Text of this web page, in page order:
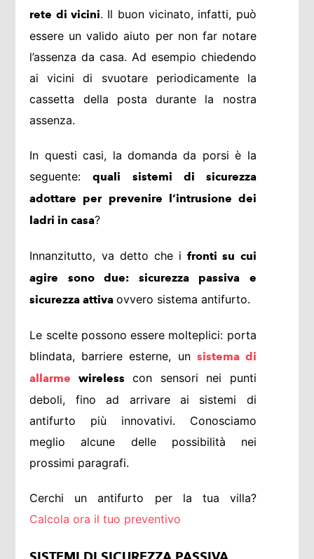
rete di vicini. Il buon vicinato, infatti, può
essere un valido aiuto per non far notare
l’assenza da casa. Ad esempio chiedendo
ai vicini di svuotare periodicamente la
cassetta della posta durante la nostra
assenza.
In questi casi, la domanda da porsi è la
seguente:quali sistemi di sicurezza
adottare per prevenire l’intrusione dei
ladri in casa?
Innanzitutto, va detto che ifronti su cui
agire sono due: sicurezza passiva e
sicurezza attivaovvero sistema antifurto.
Le scelte possono essere molteplici: porta
blindata, barriere esterne, un sistema di
allarme wireless con sensori nei punti
deboli, fino ad arrivare ai sistemi di
antifurto più innovativi. Conosciamo
meglio alcune delle possibilità nei
prossimi paragrafi.
Cerchi un antifurto per la tua villa?
Calcola ora il tuo preventivo